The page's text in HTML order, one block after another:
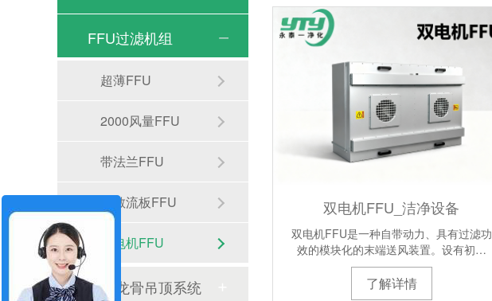
双电机FFU_洁净设备
双电机FFU是一种自带动力、具有过滤功
效的模块化的末端送风装置。设有初…
了解详情
FFU过滤机组
超薄FFU
2000风量FFU
带法兰FFU
带散流板FFU
双电机FFU
FFU龙骨吊顶系统